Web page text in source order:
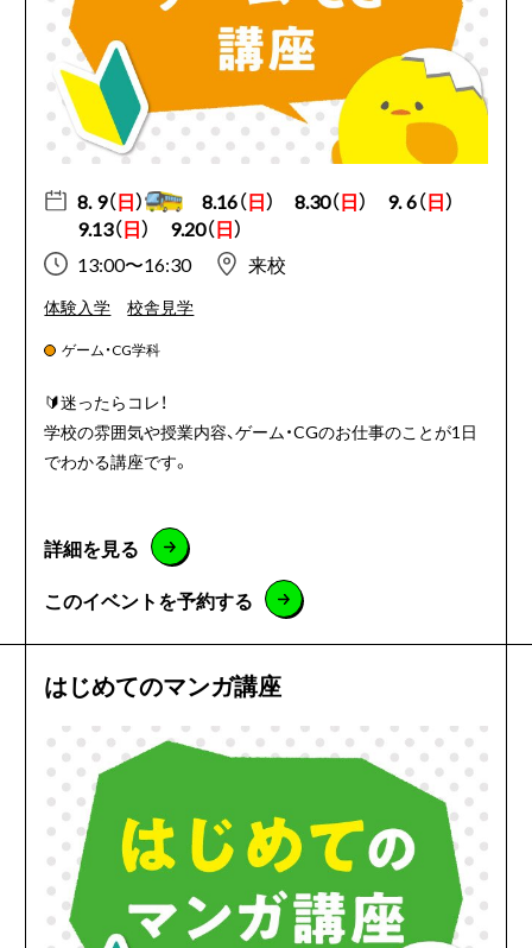
8. 9（日） 8.16（日） 8.30（日） 9. 6（日）
9.13（日） 9.20（日）
13:00〜16:30
来校
体験入学 校舎見学
ゲーム・CG学科
🔰迷ったらコレ！
学校の雰囲気や授業内容、ゲーム・CGのお仕事のことが1日
でわかる講座です。
詳細を見る
このイベントを予約する
はじめてのマンガ講座